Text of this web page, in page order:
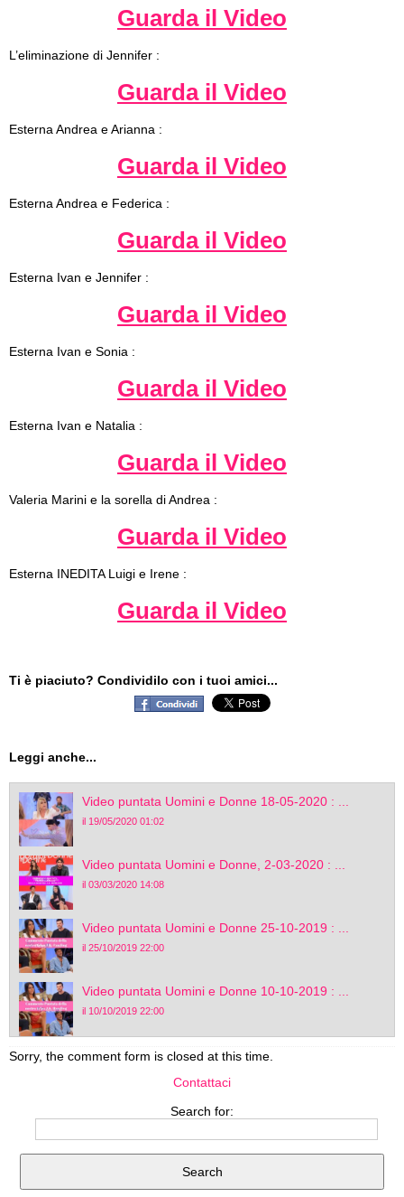
Guarda il Video
L’eliminazione di Jennifer :
Guarda il Video
Esterna Andrea e Arianna :
Guarda il Video
Esterna Andrea e Federica :
Guarda il Video
Esterna Ivan e Jennifer :
Guarda il Video
Esterna Ivan e Sonia :
Guarda il Video
Esterna Ivan e Natalia :
Guarda il Video
Valeria Marini e la sorella di Andrea :
Guarda il Video
Esterna INEDITA Luigi e Irene :
Guarda il Video
Ti è piaciuto? Condividilo con i tuoi amici...
Leggi anche...
Video puntata Uomini e Donne 18-05-2020 : ...
il 19/05/2020 01:02
Video puntata Uomini e Donne, 2-03-2020 : ...
il 03/03/2020 14:08
Video puntata Uomini e Donne 25-10-2019 : ...
il 25/10/2019 22:00
Video puntata Uomini e Donne 10-10-2019 : ...
il 10/10/2019 22:00
Sorry, the comment form is closed at this time.
Contattaci
Search for: